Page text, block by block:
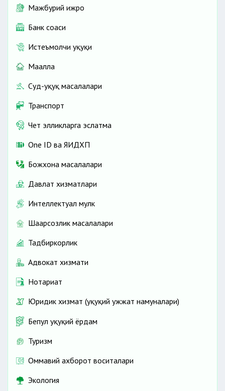
Мажбурий ижро
Банк соҳаси
Истеъмолчи ҳуқуқи
Маҳалла
Суд-ҳуқуқ масалалари
Транспорт
Чет элликларга эслатма
One ID ва ЯИДХП
Божхона масалалари
Давлат хизматлари
Интеллектуал мулк
Шаҳарсозлик масалалари
Тадбиркорлик
Адвокат хизмати
Нотариат
Юридик хизмат (ҳуқуқий ҳужжат намуналари)
Бепул ҳуқуқий ёрдам
Туризм
Оммавий ахборот воситалари
Экология